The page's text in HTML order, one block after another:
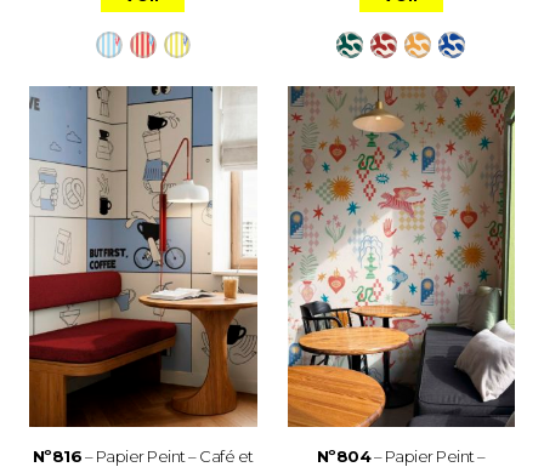
Nº816– Papier Peint – Café et
Nº804– Papier Peint –